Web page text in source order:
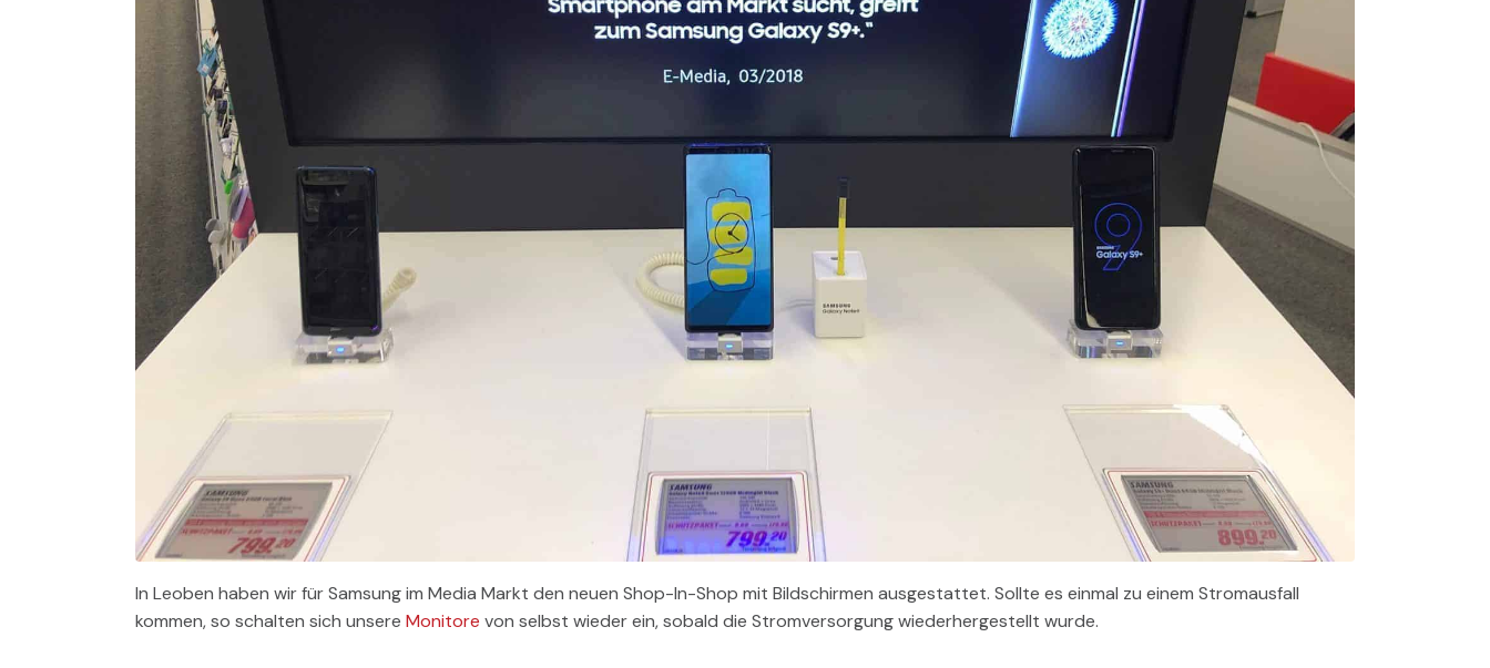
In Leoben haben wir für Samsung im Media Markt den neuen Shop-In-Shop mit Bildschirmen ausgestattet. Sollte es einmal zu einem Stromausfall
kommen, so schalten sich unsere Monitore von selbst wieder ein, sobald die Stromversorgung wiederhergestellt wurde.